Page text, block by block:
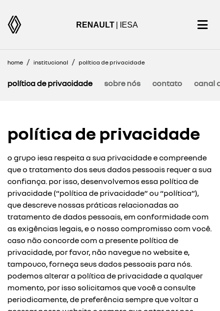
RENAULT | IESA
home institucional política de privacidade
sobre nós contato canal
política de privacidade
política de privacidade
o grupo iesa respeita a sua privacidade e compreende
que o tratamento dos seus dados pessoais requer a sua
confiança. por isso, desenvolvemos essa política de
privacidade (“política de privacidade” ou “política”),
que descreve nossas práticas relacionadas ao
tratamento de dados pessoais, em conformidade com
as exigências legais, e o nosso compromisso com você.
caso não concorde com a presente política de
privacidade, por favor, não navegue no website e,
tampouco, forneça seus dados pessoais para nós.
podemos alterar a política de privacidade a qualquer
momento, por isso solicitamos que você a consulte
periodicamente, de preferência sempre que voltar a